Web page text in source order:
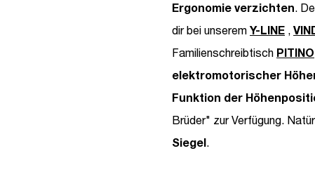
Ergonomie verzichten.
dir bei unserem Y-LINE ,
Familienschreibtisch PITINO
elektromotorischer
Funktion der
Brüder" zur Verfügung.
Siegel.